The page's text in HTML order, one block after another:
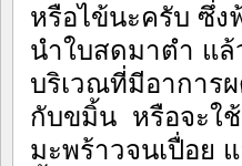
หรือไข้นะครับ ซึ่ง
นำใบสดมาตำ แล้
บริเวณที่มีอาการ
กับขมิ้น หรือจะใ
มะพร้าวจนเปื่อย